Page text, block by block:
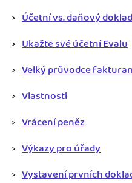
Účetní vs. daňový
Ukažte své účetní Evalu
Velký průvodce
Vlastnosti
Vrácení peněz
Výkazy pro úřady
Vystavení prvních